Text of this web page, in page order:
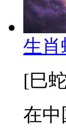
生肖
[巳
在中